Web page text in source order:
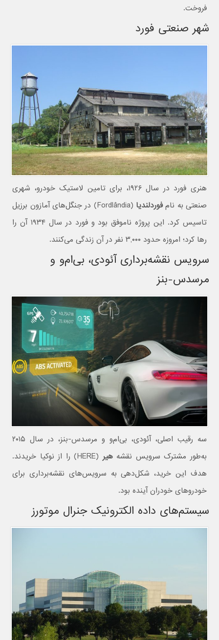
فروخت.
شهر صنعتی فورد
هنری فورد در سال ۱۹۲۶، برای تامین لاستیک خودرو، شهری
صنعتی به نامفوردلندیا
(Fordlândia) در جنگل‌های آمازون برزیل
تاسیس کرد. این پروژه ناموفق بود و فورد در سال ۱۹۳۴ آن را
رها کرد؛ امروزه حدود ۳,۰۰۰ نفر در آن زندگی می‌کنند.
سرویس نقشه‌برداری آئودی، بی‌ام‌و و
مرسدس-بنز
سه رقیب اصلی، آئودی، بی‌ام‌و و مرسدس-بنز، در سال ۲۰۱۵
به‌طور مشترک سرویس نقشههیر
(HERE) را از نوکیا خریدند.
هدف این خرید، شکل‌دهی به سرویس‌های نقشه‌برداری برای
خودروهای خودران آینده بود.
سیستم‌های داده الکترونیک جنرال موتورز